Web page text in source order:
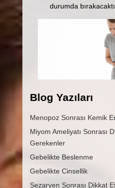
durumda
Blog Yazıları
Menopoz Sonrası Kemik
Miyom Ameliyatı Sonrası
Gerekenler
Gebelikte Beslenme
Gebelikte Cinsellik
Sezaryen Sonrası Dikkat